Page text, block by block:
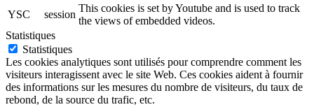
YSC
session
This cookies is set by Youtube and is used to track
the views of embedded videos.
Statistiques
Statistiques
Les cookies analytiques sont utilisés pour comprendre comment les
visiteurs interagissent avec le site Web. Ces cookies aident à fournir
des informations sur les mesures du nombre de visiteurs, du taux de
rebond, de la source du trafic, etc.